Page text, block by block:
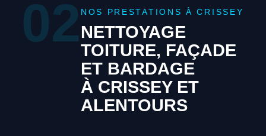
02 NOS PRESTATIONS À CRISSEY
NETTOYAGE
TOITURE, FAÇADE
ET BARDAGE
À CRISSEY ET
ALENTOURS